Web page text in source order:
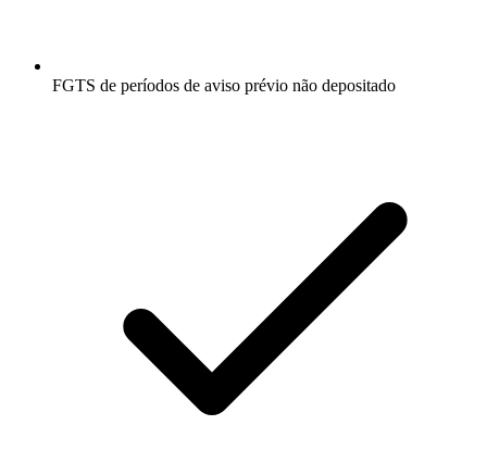
FGTS de períodos de aviso prévio não depositado